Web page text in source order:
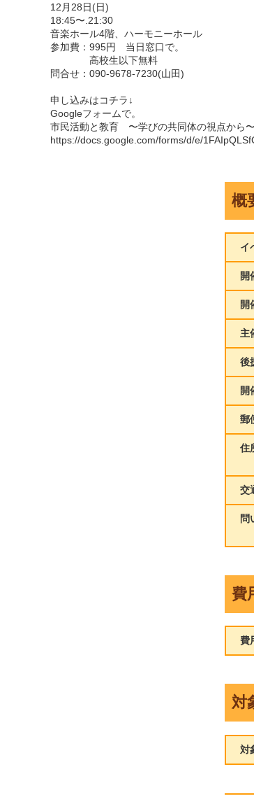
12月28日(日)
18:45〜.21:30
音楽ホール4階、ハーモニーホール
参加費：995円 当日窓口で。
高校生以下無料
問合せ：090-9678-7230(山田)
申し込みはコチラ↓
Googleフォームで。
市民活動と教育 〜学びの共同体の視点から〜
https://docs.google.com/forms/d/e/
概
イ
開
開
主
後
開
郵
住
交
問
費
費
対
対